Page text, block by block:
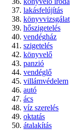
lakásfelújítás
könyvvizsgálat
hőszigetelés
vendégház
szigetelés
könyvelő
panzió
vendéglő
villámvédelem
autó
ács
víz szerelés
oktatás
átalakítás